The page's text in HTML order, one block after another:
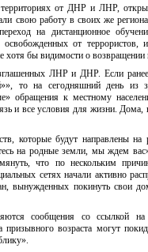
от ДНР и ЛНР,
свою работу в своих же
на дистанционное
от
хотя бы видимости о
ЛНР и ДНР. Если
то на сегодняшний день из
обращения к местному
и все условия для жизни.
которые будут направлены на
на родные земли, мы ждем
что по нескольким
сетях начали активно
вынужденных покинуть свои
сообщения со ссылкой на
возраста могут